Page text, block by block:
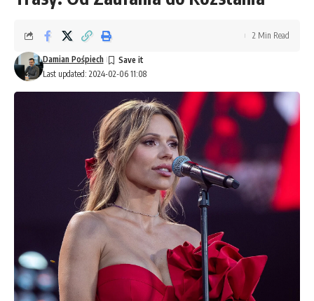
Last updated: 2024-02-06 11:08
Damian Pośpiech
2 Min Read